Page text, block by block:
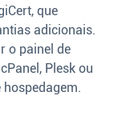
que
adicionais.
o painel de
Plesk ou